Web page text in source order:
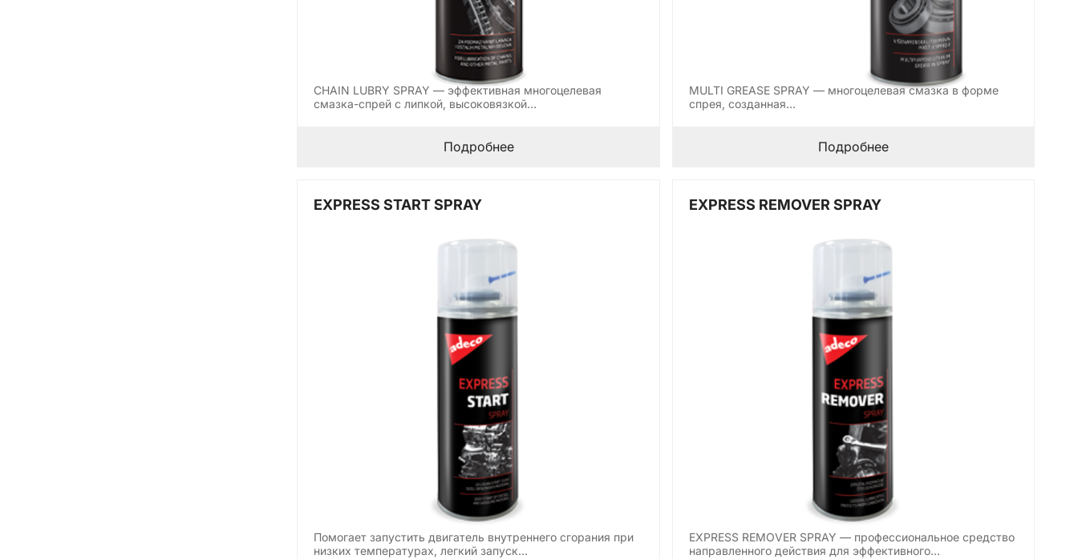
CHAIN LUBRY SPRAY — эффективная многоцелевая
смазка-спрей с липкой, высоковязкой…
Подробнее
MULTI GREASE SPRAY — многоцелевая смазка в форме
спрея, созданная…
Подробнее
EXPRESS START SPRAY
Помогает запустить двигатель внутреннего сгорания при
низких температурах, легкий запуск…
EXPRESS REMOVER SPRAY
EXPRESS REMOVER SPRAY — профессиональное средство
направленного действия для эффективного…